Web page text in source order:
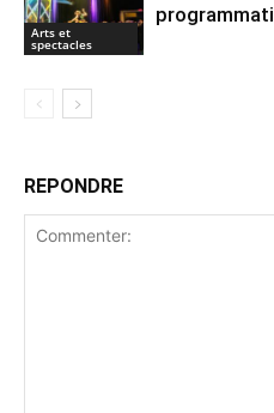
Arts et
spectacles
REPONDRE